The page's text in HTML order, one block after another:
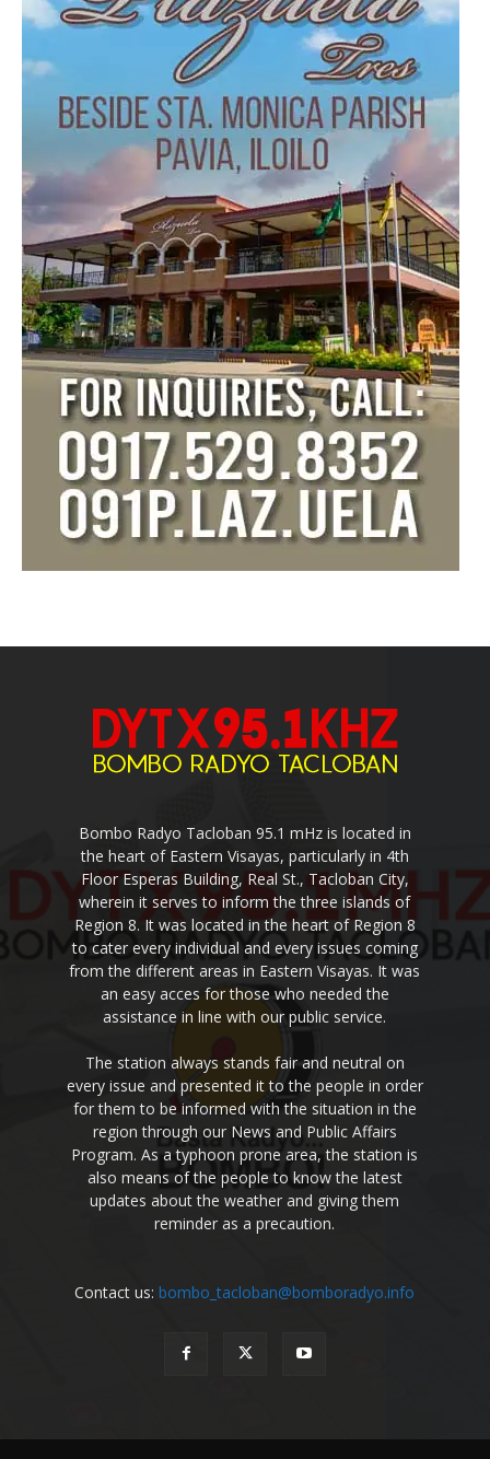
Bombo Radyo Tacloban 95.1 mHz is located in
the heart of Eastern Visayas, particularly in 4th
Floor Esperas Building, Real St., Tacloban City,
wherein it serves to inform the three islands of
Region 8. It was located in the heart of Region 8
to cater every individual and every issues coming
from the different areas in Eastern Visayas. It was
an easy acces for those who needed the
assistance in line with our public service.
The station always stands fair and neutral on
every issue and presented it to the people in order
for them to be informed with the situation in the
region through our News and Public Affairs
Program. As a typhoon prone area, the station is
also means of the people to know the latest
updates about the weather and giving them
reminder as a precaution.
Contact us:bombo_tacloban@bomboradyo.info